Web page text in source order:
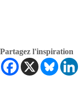
Partagez l'inspiration